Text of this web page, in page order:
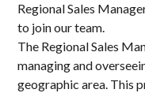
Regional Sales
to join our team.
The Regional Sales
managing and
geographic area. This